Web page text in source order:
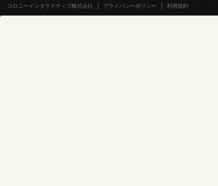
コロニーインタラクティブ株式会社 プライバシーポリシー 利用規約